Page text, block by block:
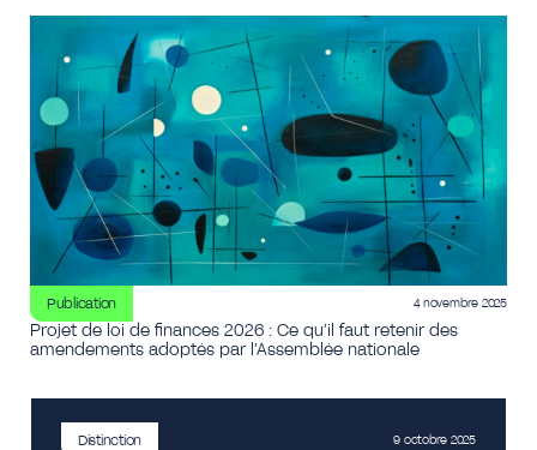
Publication 4 novembre 2025
Projet de loi de finances 2026 : Ce qu’il faut retenir des
amendements adoptés par l’Assemblée nationale
Distinction 9 octobre 2025